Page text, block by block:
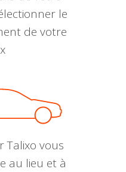
le
de votre
Talixo vous
au lieu et à